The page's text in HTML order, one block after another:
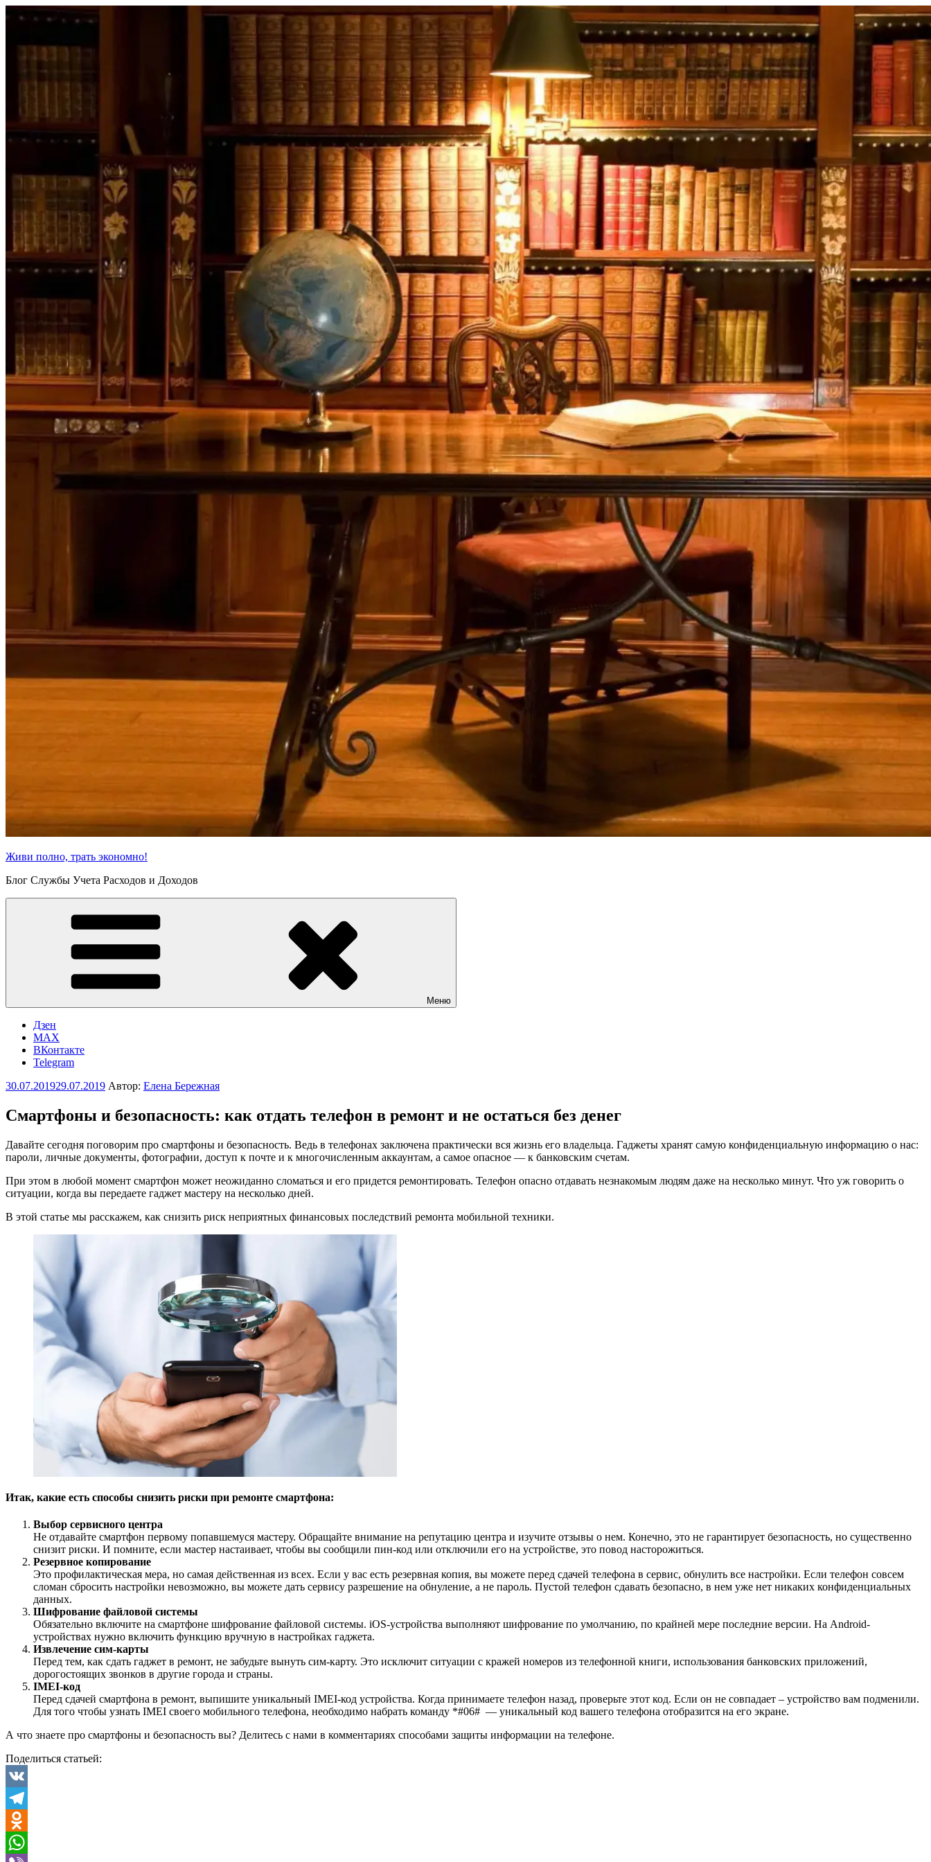
Перейти
Живи полно, трать экономно!
Блог Службы Учета Расходов и Доходов
Меню
Дзен
MAX
ВКонтакте
Telegram
Опубликовано
30.07.201929.07.2019 Автор: Елена Бережная
Смартфоны и безопасность: как отдать телефон в ремонт и не остаться без денег
Давайте сегодня поговорим про смартфоны и безопасность. Ведь в телефонах заключена практически вся жизнь его владельца. Гаджеты хранят самую конфиденциальную информацию о нас:
пароли, личные документы, фотографии, доступ к почте и к многочисленным аккаунтам, а самое опасное — к банковским счетам.
При этом в любой момент смартфон может неожиданно сломаться и его придется ремонтировать. Телефон опасно отдавать незнакомым людям даже на несколько минут. Что уж говорить о
ситуации, когда вы передаете гаджет мастеру на несколько дней.
В этой статье мы расскажем, как снизить риск неприятных финансовых последствий ремонта мобильной техники.
Итак, какие есть способы снизить риски при ремонте смартфона:
Выбор сервисного центра
Не отдавайте смартфон первому попавшемуся мастеру. Обращайте внимание на репутацию центра и изучите отзывы о нем. Конечно, это не гарантирует безопасность, но существенно
снизит риски. И помните, если мастер настаивает, чтобы вы сообщили пин-код или отключили его на устройстве, это повод насторожиться.
Резервное копирование
Это профилактическая мера, но самая действенная из всех. Если у вас есть резервная копия, вы можете перед сдачей телефона в сервис, обнулить все настройки. Если телефон совсем
сломан сбросить настройки невозможно, вы можете дать сервису разрешение на обнуление, а не пароль. Пустой телефон сдавать безопасно, в нем уже нет никаких конфиденциальных
данных.
Шифрование файловой системы
Обязательно включите на смартфоне шифрование файловой системы. iOS-устройства выполняют шифрование по умолчанию, по крайней мере последние версии. На Android-
устройствах нужно включить функцию вручную в настройках гаджета.
Извлечение сим-карты
Перед тем, как сдать гаджет в ремонт, не забудьте вынуть сим-карту. Это исключит ситуации с кражей номеров из телефонной книги, использования банковских приложений,
дорогостоящих звонков в другие города и страны.
IMEI-код
Перед сдачей смартфона в ремонт, выпишите уникальный IMEI-код устройства. Когда принимаете телефон назад, проверьте этот код. Если он не совпадает – устройство вам подменили.
Для того чтобы узнать IMEI своего мобильного телефона, необходимо набрать команду *#06# — уникальный код вашего телефона отобразится на его экране.
А что знаете про смартфоны и безопасность вы? Делитесь с нами в комментариях способами защиты информации на телефоне.
Поделиться статьей:
VK
Telegram
Odnoklassniki